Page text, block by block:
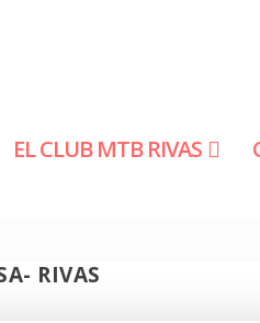
EL CLUB MTB RIVAS
RIVAS